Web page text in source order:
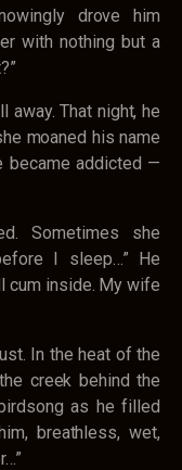
drove him
with nothing but a
away. That night, he
moaned his name
became addicted —
Sometimes she
I sleep…” He
cum inside. My wife
In the heat of the
creek behind the
as he filled
breathless, wet,